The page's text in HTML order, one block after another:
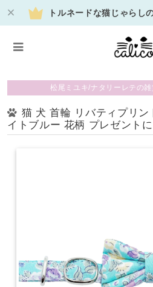
トルネードな猫じゃらし
松尾ミユキ/ナタリーレテの
猫 犬 首輪 リバティプリ
イトブルー 花柄 プレゼント